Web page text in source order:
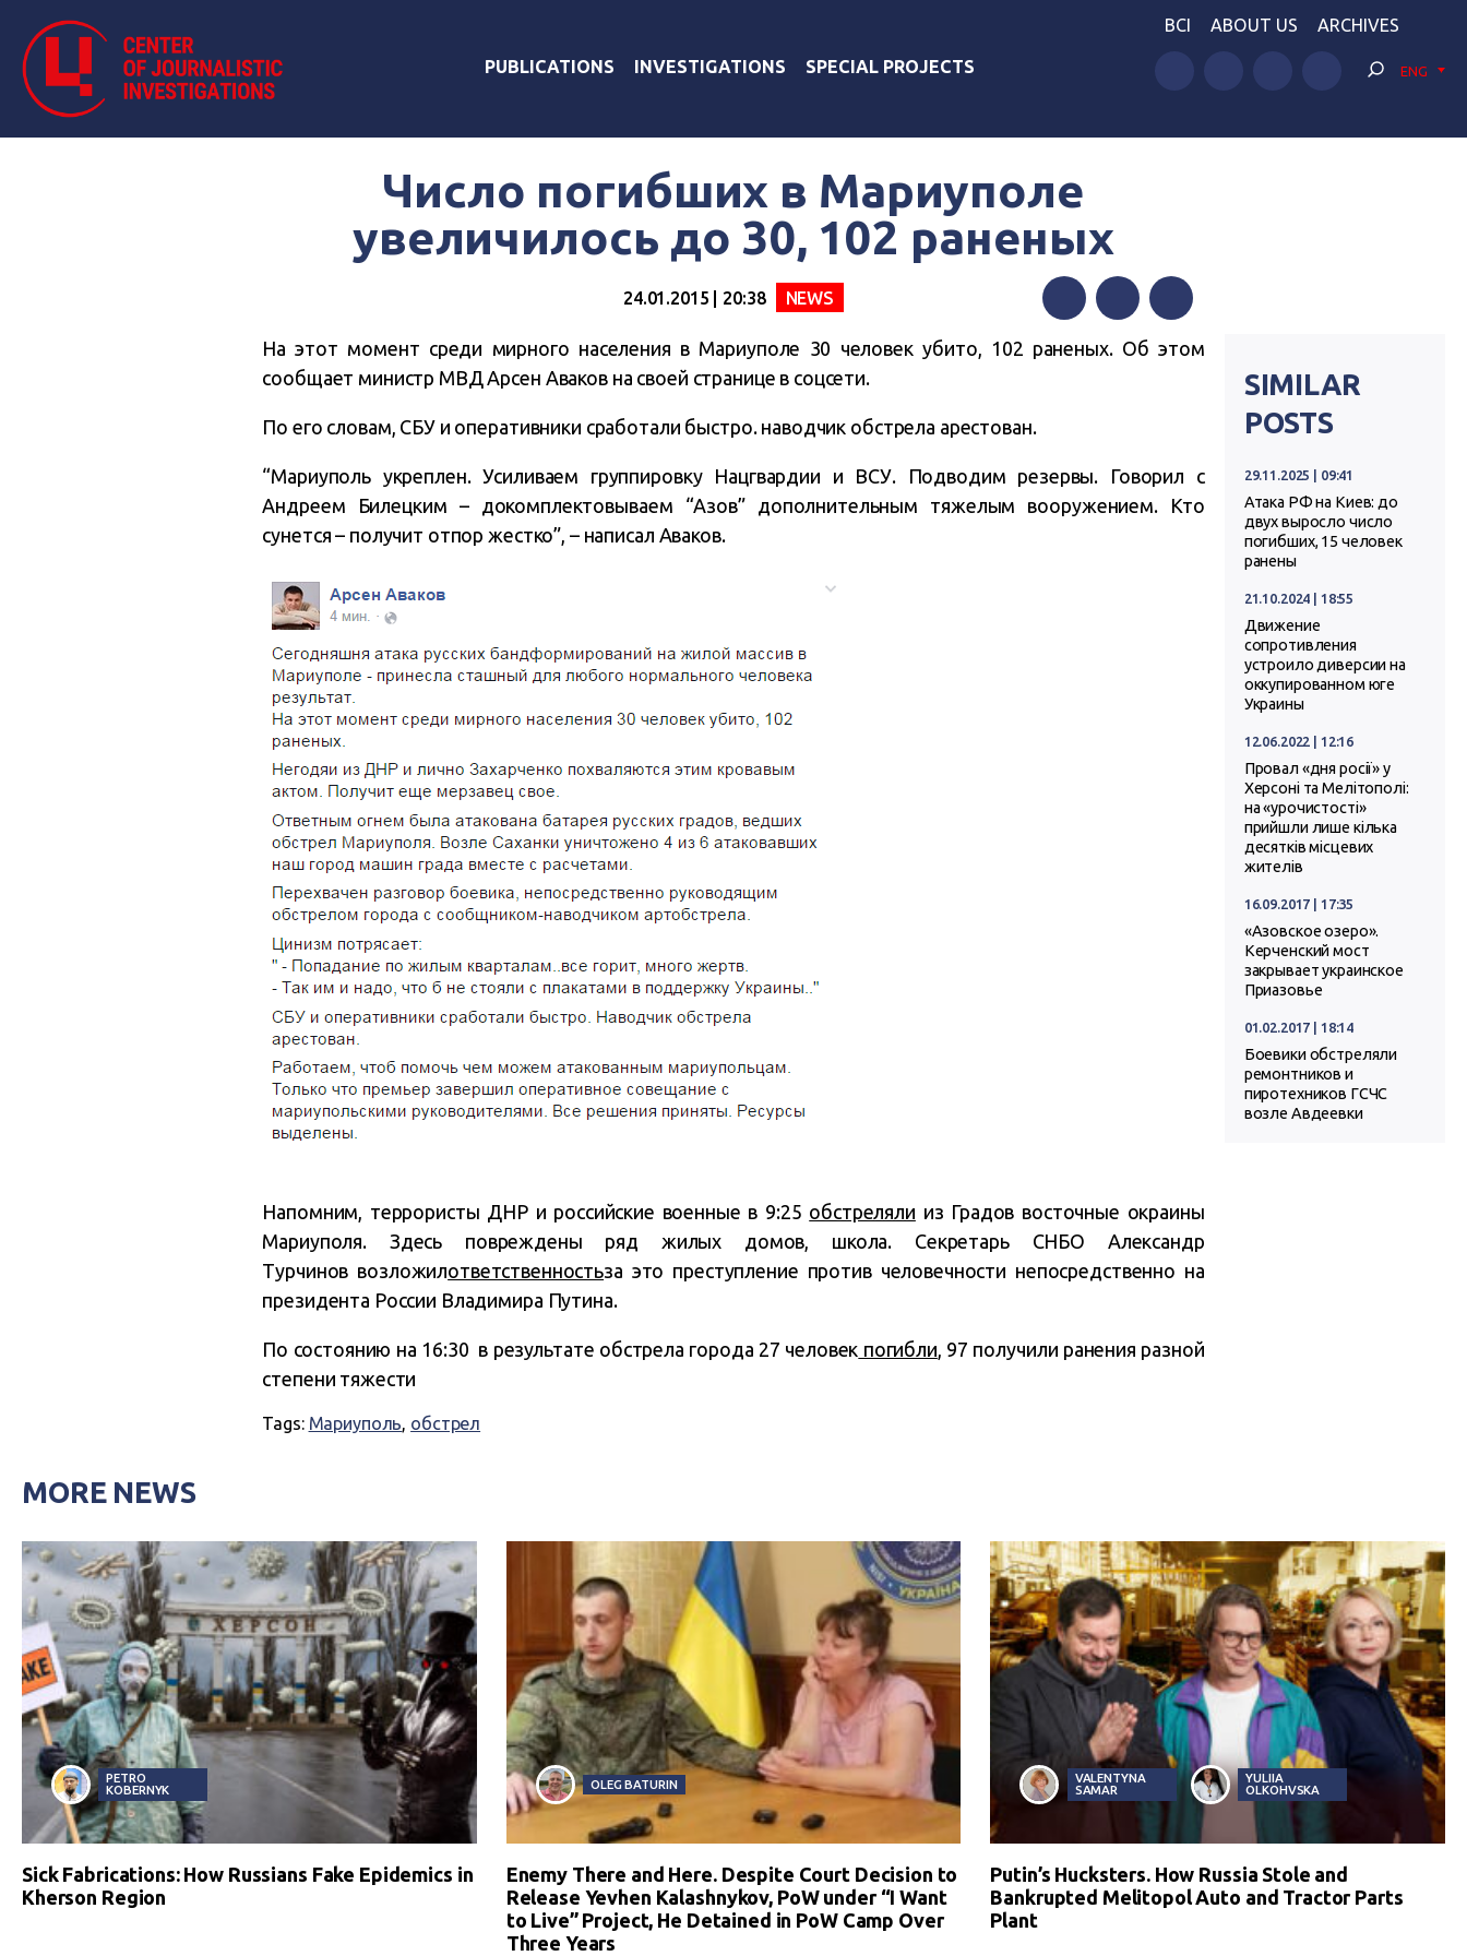
PUBLICATIONS INVESTIGATIONS SPECIAL PROJECTS
BCI ABOUT US ARCHIVES
ENG
Число погибших в Мариуполе
увеличилось до 30, 102 раненых
24.01.2015 | 20:38 NEWS
FacebookTwitter Telegram
На этот момент среди мирного населения в Мариуполе 30 человек убито, 102 раненых. Об этом
сообщает министр МВД Арсен Аваков на своей странице в соцсети.
По его словам, СБУ и оперативники сработали быстро. наводчик обстрела арестован.
“Мариуполь укреплен. Усиливаем группировку Нацгвардии и ВСУ. Подводим резервы. Говорил с
Андреем Билецким – докомплектовываем “Азов” дополнительным тяжелым вооружением. Кто
сунется – получит отпор жестко”, – написал Аваков.
Напомним, террористы ДНР и российские военные в 9:25 обстреляли из Градов восточные окраины
Мариуполя. Здесь повреждены ряд жилых домов, школа. Секретарь СНБО Александр
Турчинов возложилответственностьза это преступление против человечности непосредственно на
президента России Владимира Путина.
По состоянию на 16:30 в результате обстрела города 27 человек погибли, 97 получили ранения разной
степени тяжести
Tags: Мариуполь, обстрел
SIMILAR
POSTS
29.11.2025 | 09:41
Атака РФ на Киев: до
двух выросло число
погибших, 15 человек
ранены
21.10.2024 | 18:55
Движение
сопротивления
устроило диверсии на
оккупированном юге
Украины
12.06.2022 | 12:16
Провал «дня росії» у
Херсоні та Мелітополі:
на «урочистості»
прийшли лише кілька
десятків місцевих
жителів
16.09.2017 | 17:35
«Азовское озеро».
Керченский мост
закрывает украинское
Приазовье
01.02.2017 | 18:14
Боевики обстреляли
ремонтников и
пиротехников ГСЧС
возле Авдеевки
MORE NEWS
PETRO
KOBERNYK
Sick Fabrications: How Russians Fake Epidemics in
Kherson Region
OLEG BATURIN
Enemy There and Here. Despite Court Decision to
Release Yevhen Kalashnykov, PoW under “I Want
to Live” Project, He Detained in PoW Camp Over
Three Years
VALENTYNA
SAMAR
YULIIA
OLKOHVSKA
Putin’s Hucksters. How Russia Stole and
Bankrupted Melitopol Auto and Tractor Parts
Plant